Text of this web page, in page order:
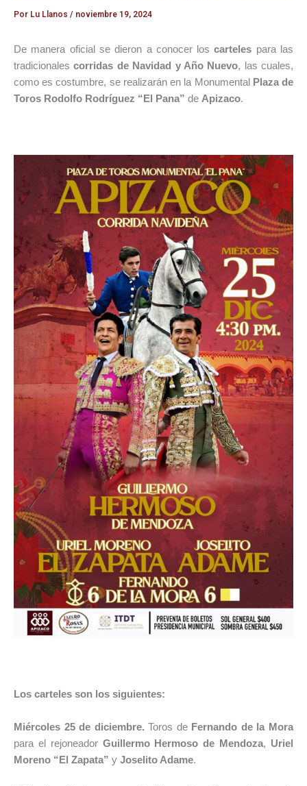
Por Lu Llanos / noviembre 19, 2024
De manera oficial se dieron a conocer loscarteles para las
tradicionalescorridas de Navidad y Año Nuevo, las cuales,
como es costumbre, se realizarán en la Monumental Plaza de
Toros Rodolfo Rodríguez “El Pana” de Apizaco.
Los carteles son los siguientes:
Miércoles 25 de diciembre. Toros de Fernando de la Mora
para el rejoneador Guillermo Hermoso de Mendoza, Uriel
Moreno “El Zapata” y Joselito Adame.